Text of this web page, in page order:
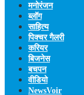
मनोरंजन
ब्लॉग
साहित्य
पिक्चर गैलरी
करियर
बिजनेस
बचपन
वीडियो
NewsVoir